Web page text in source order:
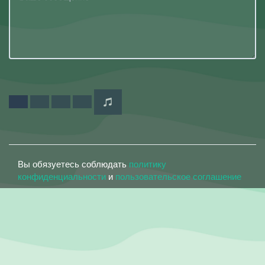
Вы обязуетесь соблюдать политику
конфиденциальности и пользовательское соглашение